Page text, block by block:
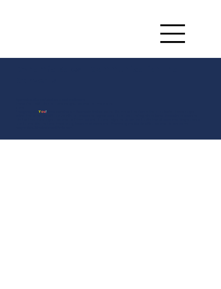
Language IsYou!